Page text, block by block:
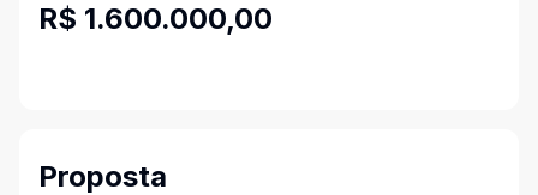
R$ 1.600.000,00
Proposta